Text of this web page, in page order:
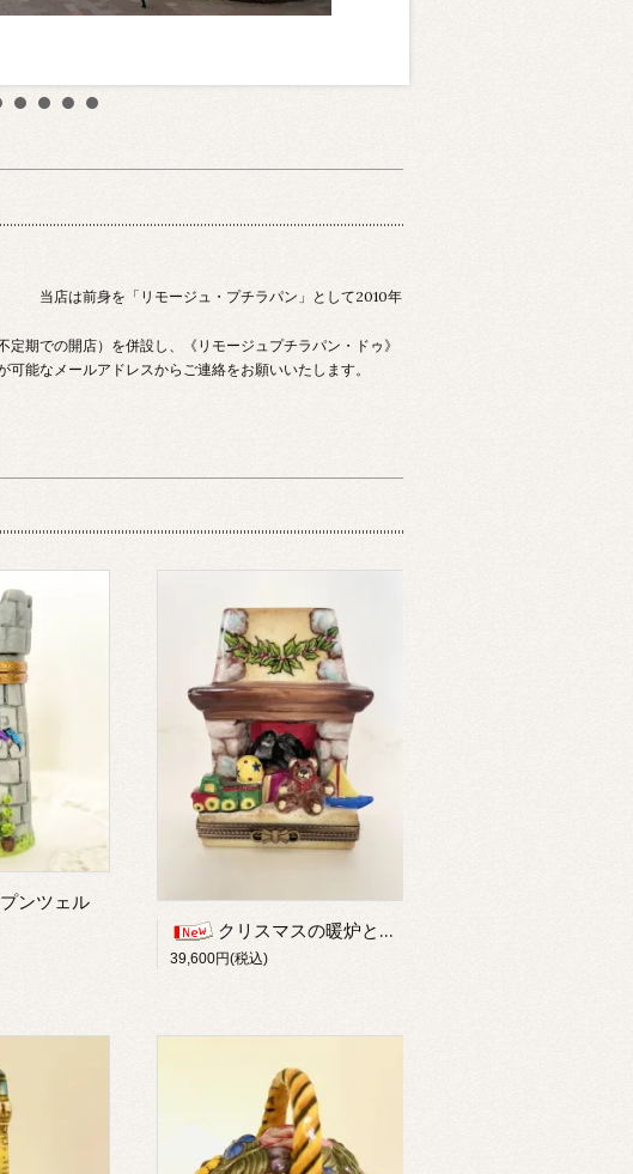
ジュ・プチラパン」として2010年
期での開店）を併設し、《リモージュプチラパン・ドゥ》
能なメールアドレスからご連絡をお願いいたします。
ンツェル
クリスマスの暖炉とテディ
39,600円(税込)